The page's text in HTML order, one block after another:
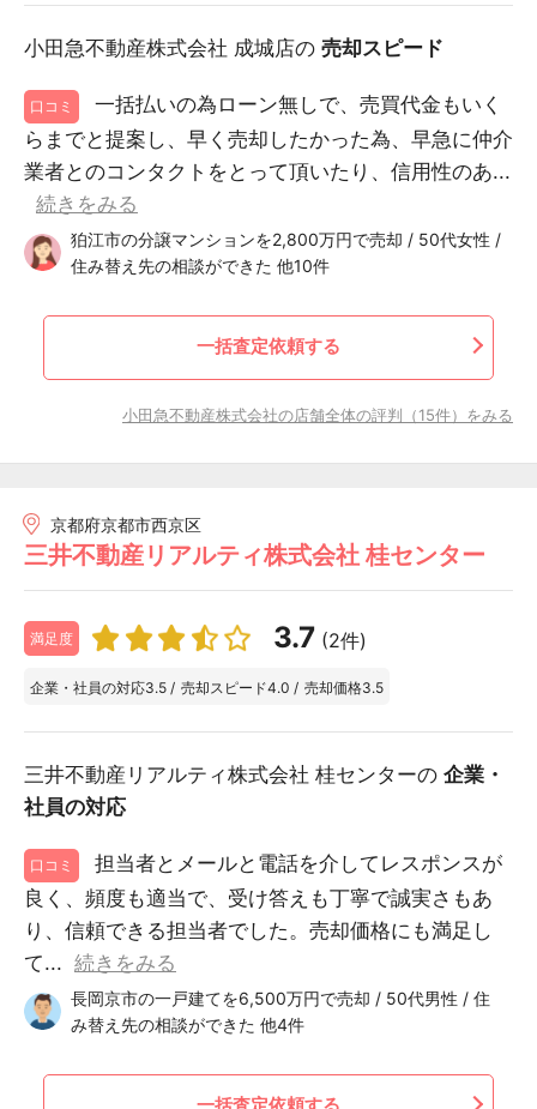
小田急不動産株式会社 成城店の 売却スピード
口コミ
一括払いの為ローン無しで、売買代金もいく
らまでと提案し、早く売却したかった為、早急に仲介
業者とのコンタクトをとって頂いたり、信用性のあ...
続きをみる
狛江市の分譲マンションを2,800万円で売却 / 50代女性 /
住み替え先の相談ができた 他10件
一括査定依頼する
小田急不動産株式会社の店舗全体の評判（15件）をみる
京都府京都市西京区
三井不動産リアルティ株式会社 桂センター
満足度 3.7 (2件)
企業・社員の対応3.5 / 売却スピード4.0 / 売却価格3.5
三井不動産リアルティ株式会社 桂センターの 企業・
社員の対応
口コミ
担当者とメールと電話を介してレスポンスが
良く、頻度も適当で、受け答えも丁寧で誠実さもあ
り、信頼できる担当者でした。売却価格にも満足し
て... 続きをみる
長岡京市の一戸建てを6,500万円で売却 / 50代男性 / 住
み替え先の相談ができた 他4件
一括査定依頼する